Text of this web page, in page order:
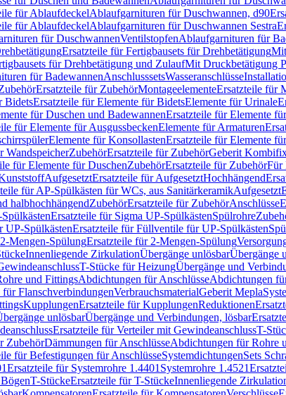
für AblaufdeckelAblaufgarnituren für Duschwannen, d90
für AblaufdeckelAblaufgarnituren für Duschwannen Sestra
für DuschwannenVentilstopfenAblaufgarnituren für
Ersatzteile für Fertigbausets für Drehbetätigung
für Drehbetätigung und ZulaufMit Druckbetätigung
für BadewannenAnschlusssetsWasseranschlüsse
Ersatzteile für ZubehörMontageelementeErsatzteile für
BidetsErsatzteile für Elemente für BidetsElemente für Urinale
für Duschen und BadewannenErsatzteile für Elemente
für Elemente für AusgussbeckenElemente für Armaturen
Elemente für KonsollastenErsatzteile für Elemente
WandspeicherZubehörErsatzteile für ZubehörGeberit
für Elemente für DuschenZubehörErsatzteile für ZubehörFür
AufgesetztErsatzteile für AufgesetztHochhängend
für AP-Spülkästen für WCs, aus SanitärkeramikAufgesetzt
halbhochhängendZubehörErsatzteile für ZubehörAnschlüsse
Ersatzteile für Sigma UP-SpülkästenSpülrohre
UP-SpülkästenErsatzteile für Füllventile für UP-Spülkästen
2-Mengen-SpülungErsatzteile für 2-Mengen-Spülung
Innenliegende ZirkulationÜbergänge unlösbarÜbergänge
T-Stücke für HeizungÜbergänge und
und FittingsAbdichtungen für AnschlüsseAbdichtungen
für FlanschverbindungenVerbrauchsmaterialGeberit Mepla
KupplungenErsatzteile für KupplungenReduktionen
unlösbarÜbergänge und Verbindungen, lösbar
Ersatzteile für Verteiler mit GewindeanschlussT-
ZubehörDämmungen für AnschlüsseAbdichtungen für Rohre
für Befestigungen für AnschlüsseSystemdichtungenSets
Ersatzteile für Systemrohre 1.4401 Systemrohre 1.4521
T-StückeErsatzteile für T-StückeInnenliegende